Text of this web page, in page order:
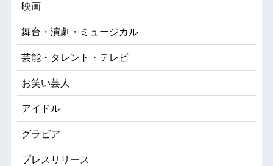
映画
舞台・演劇・ミュージカル
芸能・タレント・テレビ
お笑い芸人
アイドル
グラビア
プレスリリース